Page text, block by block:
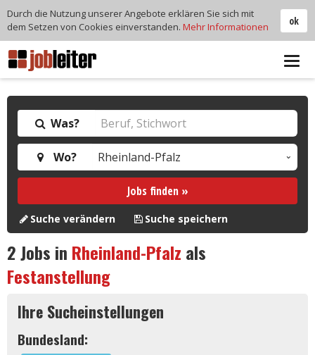
Was?
Wo?
Jobs finden »
Suche verändern Suche speichern
2Jobs in Rheinland-Pfalz als
Festanstellung
Ihre Sucheinstellungen
Bundesland:
ok
Durch die Nutzung unserer Angebote erklären Sie sich mit
dem Setzen von Cookies einverstanden. Mehr Informationen